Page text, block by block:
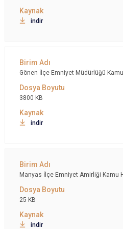
indir
Gönen İlçe Emniyet Müdürlüğü
3800 KB
indir
Manyas İlçe Emniyet Amirliği Kamu
25 KB
indir